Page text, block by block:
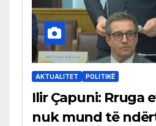
AKTUALITET POLITIKË
Ilir Çapuni: Rruga
nuk mund të